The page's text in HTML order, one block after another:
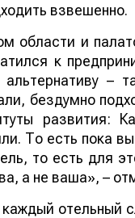
взвешенно.
области и
к
–
бездумно
развития:
То есть пока
то есть для
а не ваша», –
отельный